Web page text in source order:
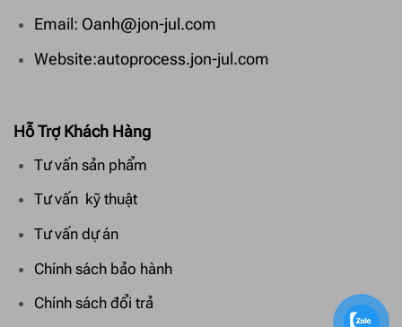
Email: Oanh@jon-jul.com
Website:autoprocess.jon-jul.com
Hỗ Trợ Khách Hàng
Tư vấn sản phẩm
Tư vấn kỹ thuật
Tư vấn dự án
Chính sách bảo hành
Chính sách đổi trả